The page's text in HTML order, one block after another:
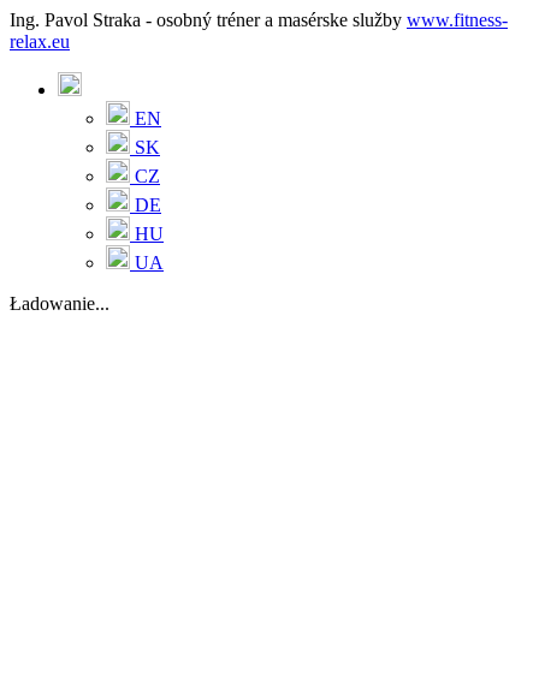
Ing. Pavol Straka - osobný tréner a masérske služby www.fitness-
relax.eu
EN
SK
CZ
DE
HU
UA
Ładowanie...